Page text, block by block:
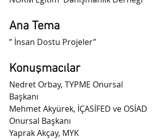
Ana Tema
” İnsan Dostu Projeler”
Konuşmacılar
Nedret Orbay, TYPME Onursal
Başkanı
Mehmet Akyürek, İÇASİFED ve OSİAD
Onursal Başkanı
Yaprak Akçay, MYK